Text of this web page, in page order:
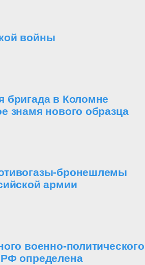
войны
бригада в Коломне
знамя нового образца
бронешлемы
армии
военно-политического
определена